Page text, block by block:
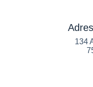
134